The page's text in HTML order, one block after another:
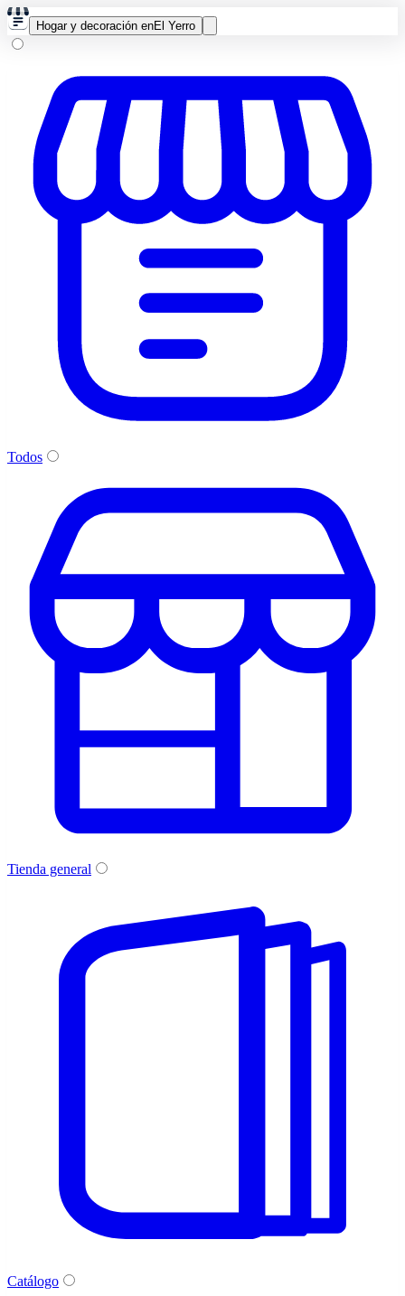
Hogar y decoración enEl Yerro
Todos
Tienda general
Catálogo